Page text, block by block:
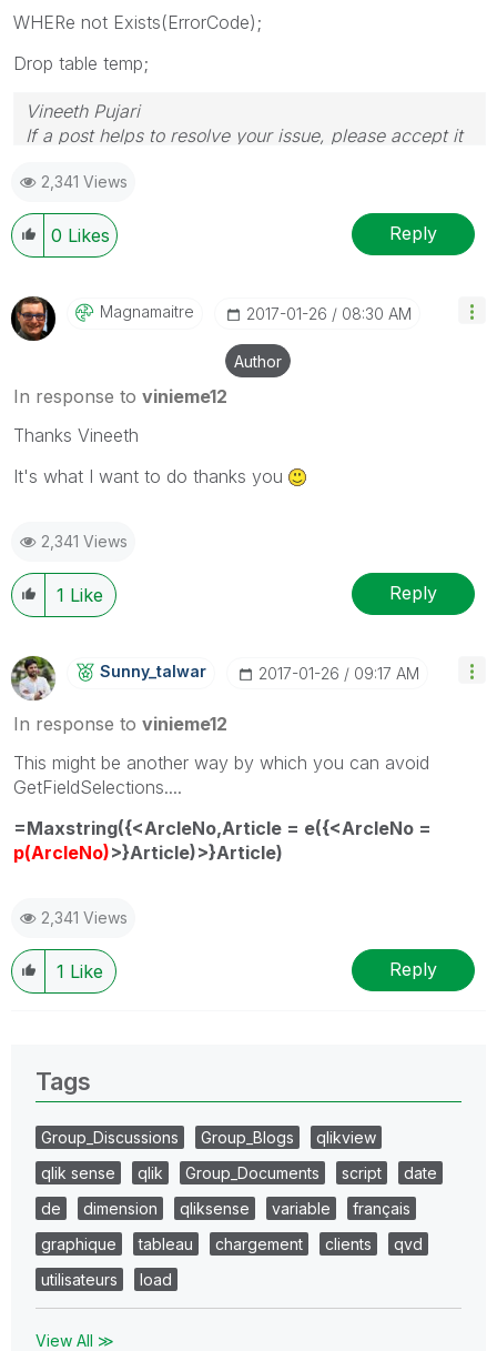
WHERe not Exists(ErrorCode);
Drop table temp;
Vineeth Pujari
If a post helps to resolve your issue, please accept it
2,341 Views
0 Likes Reply
Magnamaitre ‎2017-01-26 08:30 AM
Author
In response to vinieme12
Thanks Vineeth
It's what I want to do thanks you
2,341 Views
1 Like Reply
Sunny_talwar ‎2017-01-26 09:17 AM
In response to vinieme12
This might be another way by which you can avoid
GetFieldSelections....
=Maxstring({<ArcleNo,Article = e({<ArcleNo =
p(ArcleNo)>}Article)>}Article)
2,341 Views
1 Like Reply
Tags
Group_Discussions Group_Blogs
qlikview
qlik sense
qlik Group_Documents script
date
de
dimension qliksense variable
français
graphique
tableau chargement clients
qvd
utilisateurs
load
View All ≫